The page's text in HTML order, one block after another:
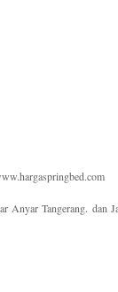
Tangerang. dan